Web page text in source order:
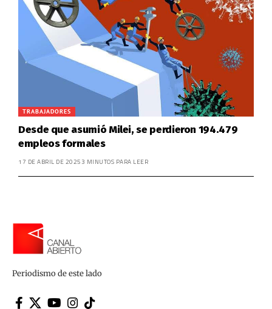
TRABAJADORES
Desde que asumió Milei, se perdieron 194.479
empleos formales
17 DE ABRIL DE 2025 3 MINUTOS PARA LEER
Periodismo de este lado